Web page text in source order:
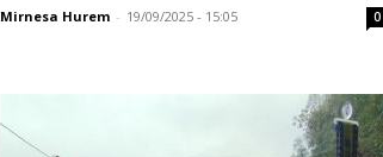
Mirnesa Hurem - 19/09/2025 - 15:05 0